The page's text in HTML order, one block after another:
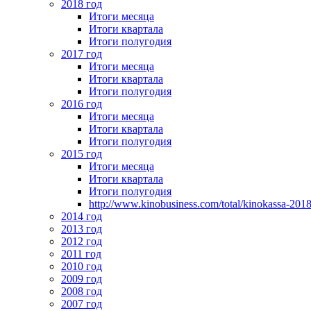
2018 год
Итоги месяца
Итоги квартала
Итоги полугодия
2017 год
Итоги месяца
Итоги квартала
Итоги полугодия
2016 год
Итоги месяца
Итоги квартала
Итоги полугодия
2015 год
Итоги месяца
Итоги квартала
Итоги полугодия
http://www.kinobusiness.com/total/kinokassa-
2014 год
2013 год
2012 год
2011 год
2010 год
2009 год
2008 год
2007 год